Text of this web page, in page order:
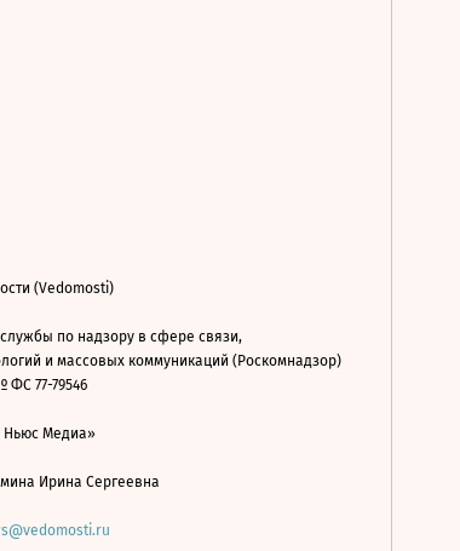
(Vedomosti)
по надзору в сфере связи,
и массовых коммуникаций (Роскомнадзор)
ФС 77-79546
Ньюс Медиа»
Ирина Сергеевна